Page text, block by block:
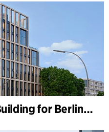
B-One, New Office Building for Berlin Hyp